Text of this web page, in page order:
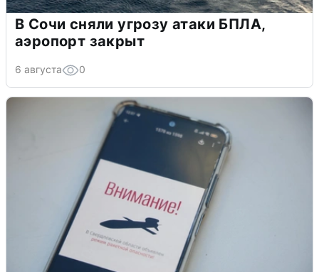
В Сочи сняли угрозу атаки БПЛА,
аэропорт закрыт
6 августа 0